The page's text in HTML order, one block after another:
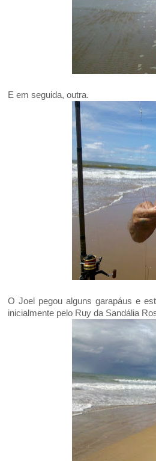
E em seguida, outra.
O Joel pegou alguns garapáus e
inicialmente pelo Ruy da Sandália